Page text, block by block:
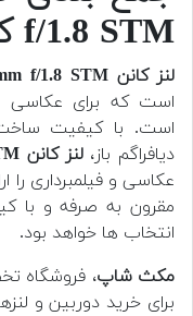
f/1.8 STM کارکرده
لنز کانن EF 50mm f/1.8 STM
است که برای عکاسی
است. با کیفیت
دیافراگم باز،لنز کانن EF 50mm f/1.8 STM
عکاسی و فیلمبرداری را
مقرون به صرفه و با
انتخاب ها خواهد بود.
مکث شاپ، فروشگاه
برای خرید دوربین و